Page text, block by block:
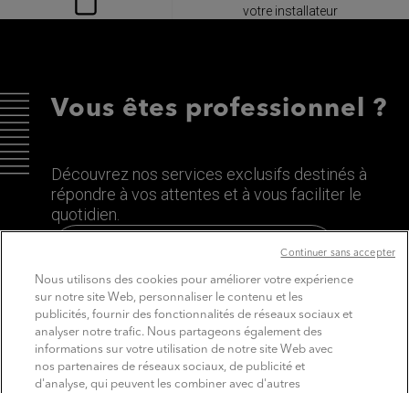
votre installateur
Vous êtes professionnel ?
Découvrez nos services exclusifs destinés à
répondre à vos attentes et à vous faciliter le
quotidien.
Découvrez le site dédié aux Pros
Nous utilisons des cookies pour améliorer votre expérience
sur notre site Web, personnaliser le contenu et les
publicités, fournir des fonctionnalités de réseaux sociaux et
analyser notre trafic. Nous partageons également des
informations sur votre utilisation de notre site Web avec
nos partenaires de réseaux sociaux, de publicité et
d'analyse, qui peuvent les combiner avec d'autres
Continuer sans accepter